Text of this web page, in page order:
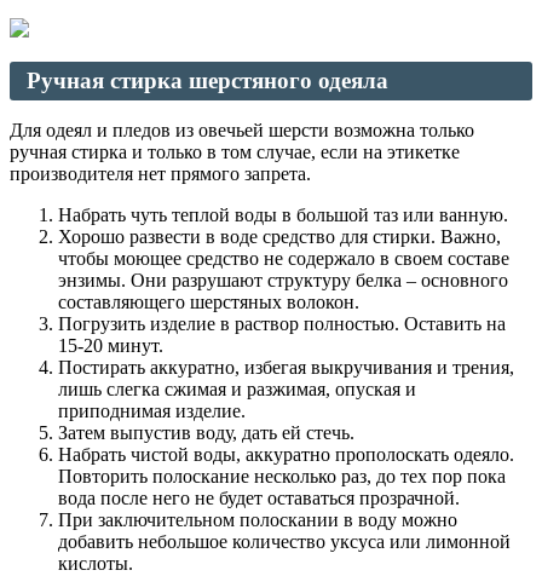
Ручная стирка шерстяного одеяла
Для одеял и пледов из овечьей шерсти возможна только
ручная стирка и только в том случае, если на этикетке
производителя нет прямого запрета.
Набрать чуть теплой воды в большой таз или ванную.
Хорошо развести в воде средство для стирки. Важно,
чтобы моющее средство не содержало в своем составе
энзимы. Они разрушают структуру белка – основного
составляющего шерстяных волокон.
Погрузить изделие в раствор полностью. Оставить на
15-20 минут.
Постирать аккуратно, избегая выкручивания и трения,
лишь слегка сжимая и разжимая, опуская и
приподнимая изделие.
Затем выпустив воду, дать ей стечь.
Набрать чистой воды, аккуратно прополоскать одеяло.
Повторить полоскание несколько раз, до тех пор пока
вода после него не будет оставаться прозрачной.
При заключительном полоскании в воду можно
добавить небольшое количество уксуса или лимонной
кислоты.